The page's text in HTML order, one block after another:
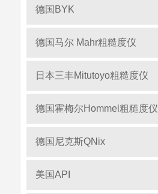
德国BYK
德国马尔 Mahr粗糙度仪
日本三丰Mitutoyo粗糙度仪
德国霍梅尔Hommel粗糙度仪
德国尼克斯QNix
美国API